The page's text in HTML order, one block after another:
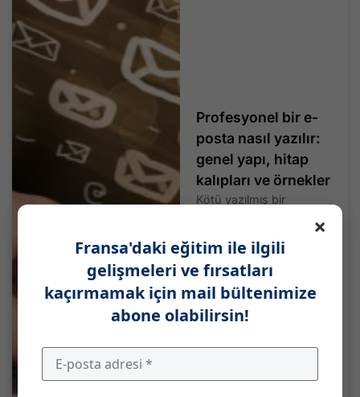
Profesyonel bir e-
posta nasıl yazılır:
genel yapı, hitap
kalıpları ve örnekler
Kötü yazılmış bir
×
Fransa'daki eğitim ile ilgili
gelişmeleri ve fırsatları
kaçırmamak için mail bültenimize
abone olabilirsin!